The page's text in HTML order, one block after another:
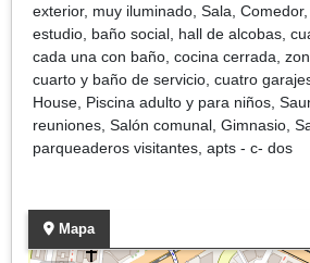
exterior, muy iluminado, Sala,
estudio, baño social, hall de alcobas,
cada una con baño, cocina cerrada,
cuarto y baño de servicio, cuatro
House, Piscina adulto y para niños,
reuniones, Salón comunal, Gimnasio,
parqueaderos visitantes, apts - c- dos
Mapa